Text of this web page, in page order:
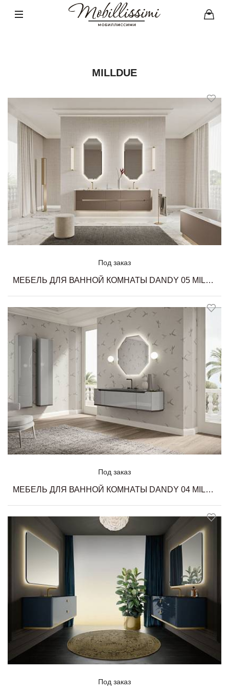
MILLDUE
Под заказ
МЕБЕЛЬ ДЛЯ ВАННОЙ КОМНАТЫ DANDY 05 MILLDUE
Под заказ
МЕБЕЛЬ ДЛЯ ВАННОЙ КОМНАТЫ DANDY 04 MILLDUE
Под заказ